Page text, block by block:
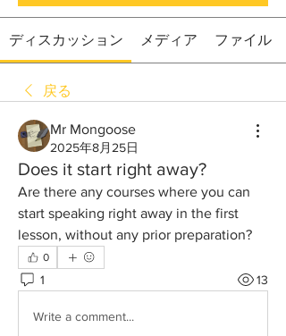
ディスカッション メディア ファイル
戻る
Mr Mongoose
2025年8月25日
Does it start right away?
Are there any courses where you can
start speaking right away in the first
lesson, without any prior preparation?
0
1 13
Write a comment...